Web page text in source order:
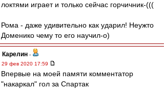
локтями играет и только сейчас горчичник-(((
Рома - даже удивительно как ударил! Неужто
Доменико чему то его научил-о)
Карелин -
29 фев 2020 17:59
Впервые на моей памяти комментатор
"накаркал" гол за Спартак